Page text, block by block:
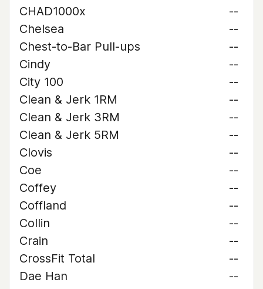
CHAD1000x
--
Chelsea
--
Chest-to-Bar Pull-ups
--
Cindy
--
City 100
--
Clean & Jerk 1RM
--
Clean & Jerk 3RM
--
Clean & Jerk 5RM
--
Clovis
--
Coe
--
Coffey
--
Coffland
--
Collin
--
Crain
--
CrossFit Total
--
Dae Han
--